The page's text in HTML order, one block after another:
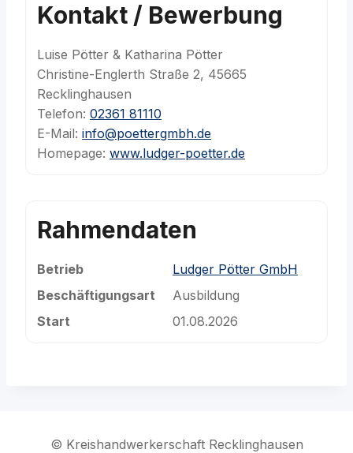
Kontakt / Bewerbung
Luise Pötter & Katharina Pötter
Christine-Englerth Straße 2, 45665
Recklinghausen
Telefon: 02361 81110
E-Mail: info@poettergmbh.de
Homepage: www.ludger-poetter.de
Rahmendaten
Betrieb
Ludger Pötter GmbH
Beschäftigungsart
Ausbildung
Start
01.08.2026
© Kreishandwerkerschaft Recklinghausen